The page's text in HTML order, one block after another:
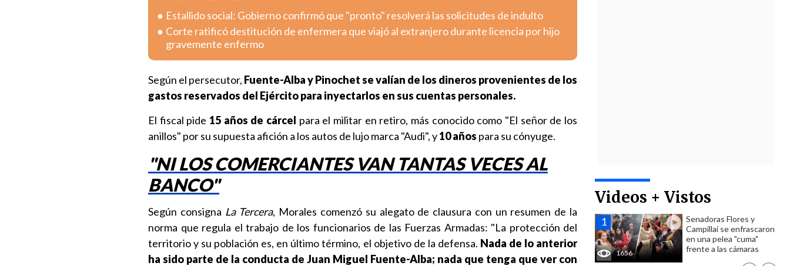
Videos + Vistos
1656
Senadoras Flores y
Campillai se enfrascaron
en una pelea "cuma"
frente a las cámaras
Estallido social: Gobierno confirmó que "pronto" resolverá las solicitudes de indulto
Corte ratificó destitución de enfermera que viajó al extranjero durante licencia por hijo
gravemente enfermo
Según el persecutor, Fuente-Alba y Pinochet se valían de los dineros provenientes de los
gastos reservados del Ejército para inyectarlos en sus cuentas personales.
El fiscal pide 15 años de cárcel para el militar en retiro, más conocido como "El señor de los
anillos" por su supuesta afición a los autos de lujo marca "Audi", y10 años para su cónyuge.
"NI LOS COMERCIANTES VAN TANTAS VECES AL
BANCO"
Según consigna La Tercera, Morales comenzó su alegato de clausura con un resumen de la
norma que regula el trabajo de los funcionarios de las Fuerzas Armadas: "La protección del
territorio y su población es, en último término, el objetivo de la defensa. Nada de lo anterior
ha sido parte de la conducta de Juan Miguel Fuente-Alba; nada que tenga que ver con